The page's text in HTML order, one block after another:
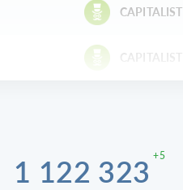
CAPITALIST
1 122 323 +5